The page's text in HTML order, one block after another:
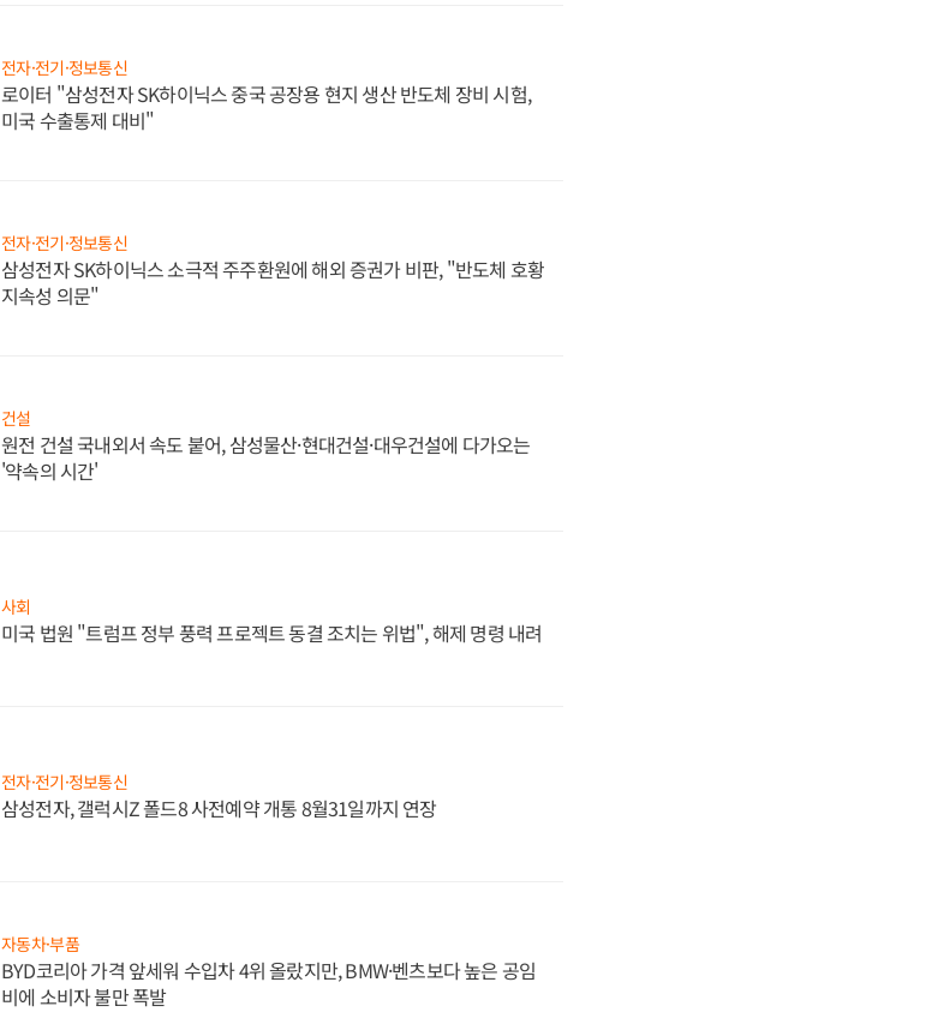
전자·전기·정보통신
로이터 "삼성전자 SK하이닉스 중국 공장용 현지 생산 반도체 장비 시험,
미국 수출통제 대비"
전자·전기·정보통신
삼성전자 SK하이닉스 소극적 주주환원에 해외 증권가 비판, "반도체 호황
지속성 의문"
건설
원전 건설 국내외서 속도 붙어, 삼성물산·현대건설·대우건설에 다가오는
'약속의 시간'
사회
미국 법원 "트럼프 정부 풍력 프로젝트 동결 조치는 위법", 해제 명령 내려
전자·전기·정보통신
삼성전자, 갤럭시Z 폴드8 사전예약 개통 8월31일까지 연장
자동차·부품
BYD코리아 가격 앞세워 수입차 4위 올랐지만, BMW·벤츠보다 높은 공임
비에 소비자 불만 폭발